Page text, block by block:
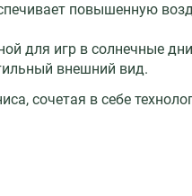
повышенную
для игр в солнечные
внешний вид.
сочетая в себе